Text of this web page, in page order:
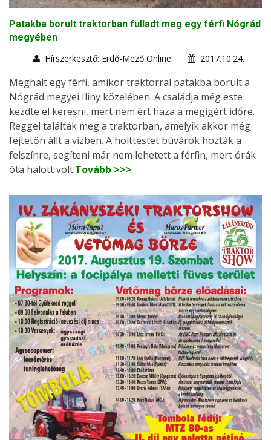
Patakba borult traktorban fulladt meg egy férfi Nógrád
megyében
Hírszerkesztő: Erdő-Mező Online
2017.10.24.
Meghalt egy férfi, amikor traktorral patakba borult a
Nógrád megyei Iliny közelében. A családja még este
kezdte el keresni, mert nem ért haza a megígért időre.
Reggel találták meg a traktorban, amelyik akkor még
fejtetőn állt a vízben. A holttestet búvárok hozták a
felszínre, segíteni már nem lehetett a férfin, mert órák
óta halott volt.Tovább >>>